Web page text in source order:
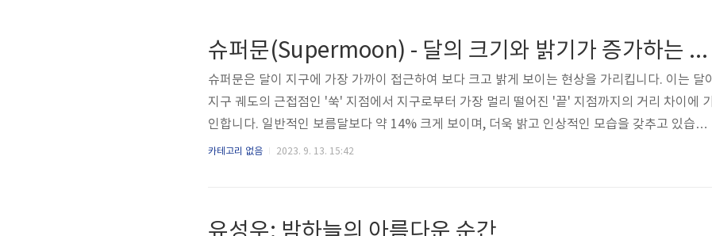
슈퍼문(Supermoon) - 달의 크기와 밝기가 증가하는 현상
슈퍼문은 달이 지구에 가장 가까이 접근하여 보다 크고 밝게 보이는 현상을 가리킵니다. 이는 달이
지구 궤도의 근접점인 '쑥' 지점에서 지구로부터 가장 멀리 떨어진 '끝' 지점까지의 거리 차이에 기
인합니다. 일반적인 보름달보다 약 14% 크게 보이며, 더욱 밝고 인상적인 모습을 갖추고 있습니
다. 이는 야외에서 달을 관찰할 때 더욱 환상적인 경험을 선사해 줍니다. 종종 인기 있는 사진 소재
카테고리 없음 2023. 9. 13. 15:42